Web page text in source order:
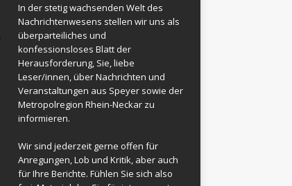
In der stetig wachsenden Welt des
Nachrichtenwesens stellen wir uns als
überparteiliches und
konfessionsloses Blatt der
Herausforderung, Sie, liebe
Leser/innen, über Nachrichten und
Veranstaltungen aus Speyer sowie der
Metropolregion Rhein-Neckar zu
informieren.
Wir sind jederzeit gerne offen für
Anregungen, Lob und Kritik, aber auch
für Ihre Berichte. Fühlen Sie sich also